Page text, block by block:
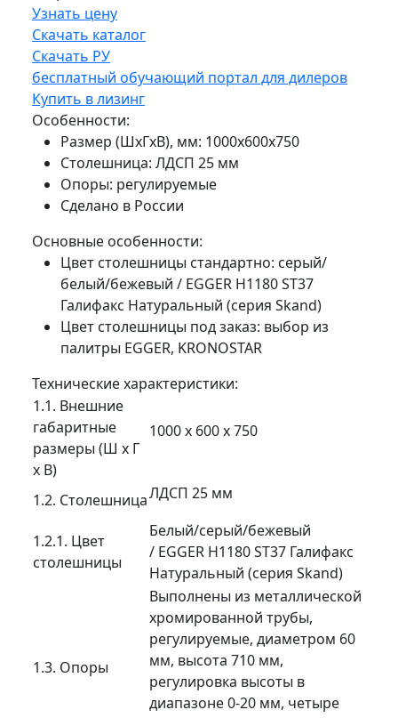
Узнать цену
Скачать каталог
Скачать РУ
бесплатный обучающий портал для дилеров
Купить в лизинг
Особенности:
Размер (ШхГхВ), мм: 1000х600х750
Столешница: ЛДСП 25 мм
Опоры: регулируемые
Сделано в России
Основные особенности:
Цвет столешницы стандартно: серый/
белый/бежевый / EGGER H1180 ST37
Галифакс Натуральный (серия Skand)
Цвет столешницы под заказ: выбор из
палитры EGGER, KRONOSTAR
Технические характеристики:
1.1. Внешние
габаритные
размеры (Ш х Г
х В)
1000 х 600 х 750
1.2. СтолешницаЛДСП 25 мм
1.2.1. Цвет
столешницы
Белый/серый/бежевый
/ EGGER H1180 ST37 Галифакс
Натуральный (серия Skand)
1.3. Опоры
Выполнены из металлической
хромированной трубы,
регулируемые, диаметром 60
мм, высота 710 мм,
регулировка высоты в
диапазоне 0-20 мм, четыре